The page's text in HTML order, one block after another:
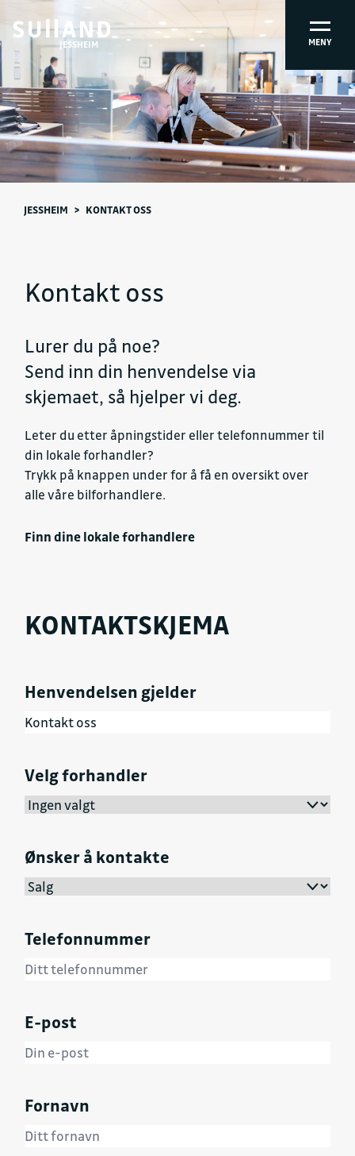
JESSHEIM MENY
JESSHEIM > KONTAKT OSS
Kontakt oss
Lurer du på noe?
Send inn din henvendelse via
skjemaet, så hjelper vi deg.
Leter du etter åpningstider eller telefonnummer til
din lokale forhandler?
Trykk på knappen under for å få en oversikt over
alle våre bilforhandlere.
Finn dine lokale forhandlere
KONTAKTSKJEMA
Henvendelsen gjelder
Velg forhandler
Ønsker å kontakte
Telefonnummer
E-post
Fornavn